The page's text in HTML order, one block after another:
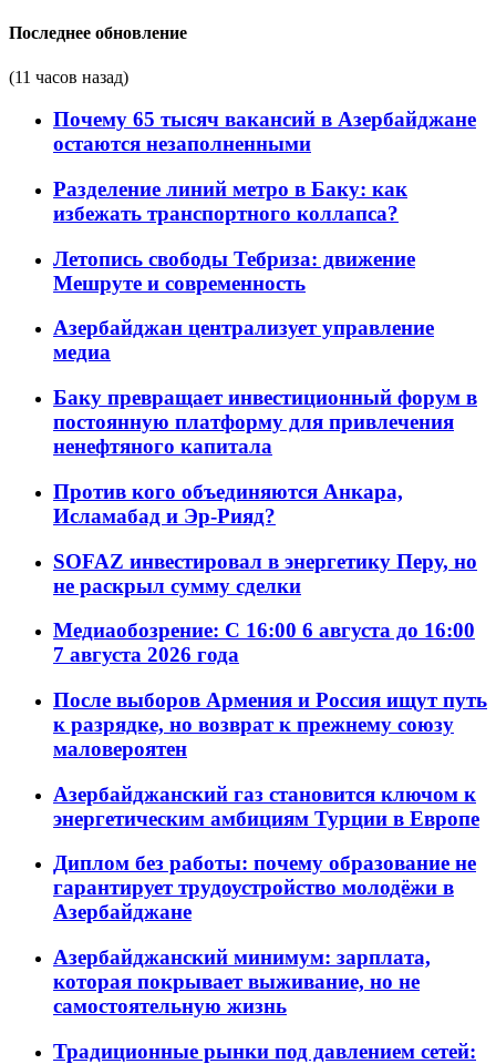
Последнее обновление
(11 часов назад)
Почему 65 тысяч вакансий в Азербайджане
остаются незаполненными
Разделение линий метро в Баку: как
избежать транспортного коллапса?
Летопись свободы Тебриза: движение
Мешруте и современность
Азербайджан централизует управление
медиа
Баку превращает инвестиционный форум в
постоянную платформу для привлечения
ненефтяного капитала
Против кого объединяются Анкара,
Исламабад и Эр-Рияд?
SOFAZ инвестировал в энергетику Перу, но
не раскрыл сумму сделки
Медиаобозрение: С 16:00 6 августа до 16:00
7 августа 2026 года
После выборов Армения и Россия ищут путь
к разрядке, но возврат к прежнему союзу
маловероятен
Азербайджанский газ становится ключом к
энергетическим амбициям Турции в Европе
Диплом без работы: почему образование не
гарантирует трудоустройство молодёжи в
Азербайджане
Азербайджанский минимум: зарплата,
которая покрывает выживание, но не
самостоятельную жизнь
Традиционные рынки под давлением сетей: